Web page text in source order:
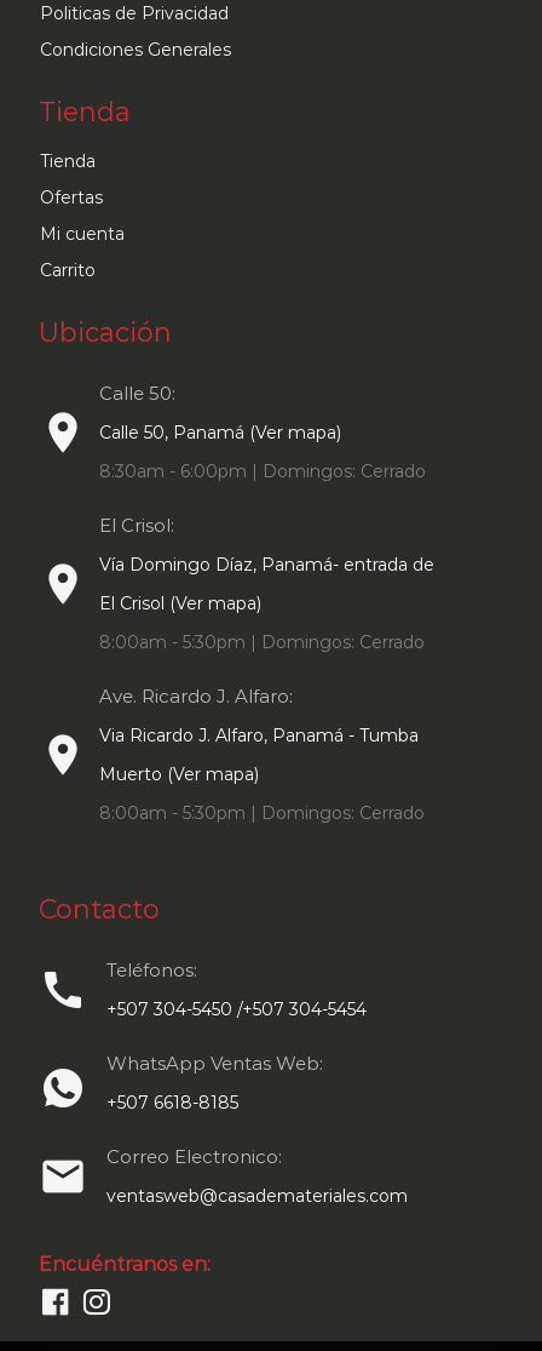
de
producto
Politicas de Privacidad
Condiciones Generales
Tienda
Tienda
Ofertas
Mi cuenta
Carrito
Ubicación
place
Calle 50:
Calle 50, Panamá (Ver mapa)
8:30am - 6:00pm | Domingos: Cerrado
place
El Crisol:
Vía Domingo Díaz, Panamá- entrada de
El Crisol (Ver mapa)
8:00am - 5:30pm | Domingos: Cerrado
place
Ave. Ricardo J. Alfaro:
Via Ricardo J. Alfaro, Panamá - Tumba
Muerto (Ver mapa)
8:00am - 5:30pm | Domingos: Cerrado
Contacto
call Teléfonos:
+507 304-5450 /+507 304-5454
WhatsApp Ventas Web:
+507 6618-8185
email Correo Electronico:
ventasweb@casademateriales.com
Encuéntranos en: